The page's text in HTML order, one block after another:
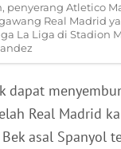
penyerang Atletico
Real Madrid
La Liga di Stadion
dapat
Real Madrid
asal Spanyol